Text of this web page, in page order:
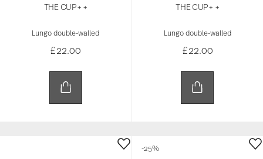
THE CUP+ +
Lungo double-walled
£22.00
THE CUP+ +
Lungo double-walled
£22.00
-25%